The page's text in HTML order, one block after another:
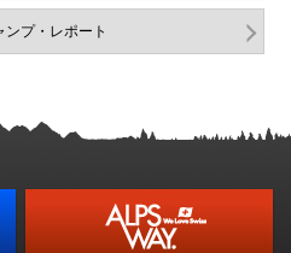
ンプ・レポート